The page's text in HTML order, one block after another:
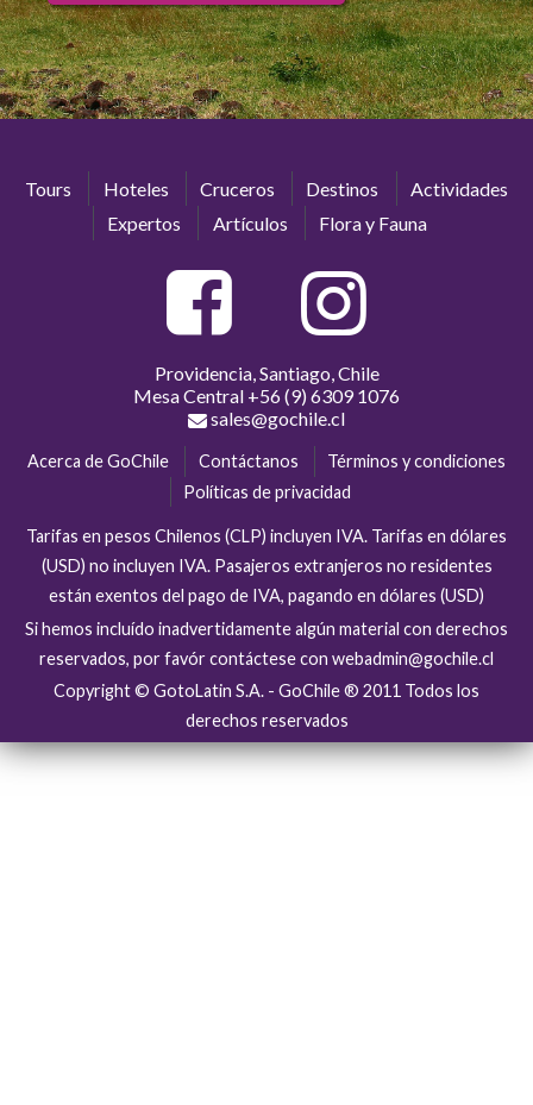
Tours Hoteles Cruceros Destinos
Actividades
Expertos
Artículos Flora y Fauna
Providencia, Santiago, Chile
Mesa Central +56 (9) 6309 1076
sales@gochile.cl
Acerca de GoChile Contáctanos
Términos y condiciones
Políticas de privacidad
Tarifas en pesos Chilenos (CLP) incluyen IVA. Tarifas en dólares
(USD) no incluyen IVA. Pasajeros extranjeros no residentes
están exentos del pago de IVA, pagando en dólares (USD)
Si hemos incluído inadvertidamente algún material con derechos
reservados, por favór contáctese con webadmin@gochile.cl
Copyright © GotoLatin S.A. - GoChile ® 2011 Todos los
derechos reservados